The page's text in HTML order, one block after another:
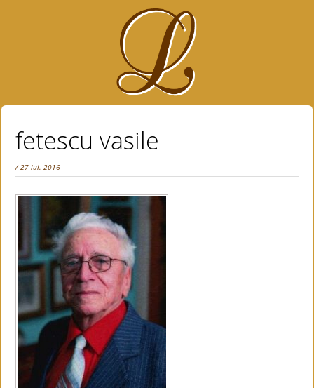
fetescu vasile
/ 27 iul. 2016